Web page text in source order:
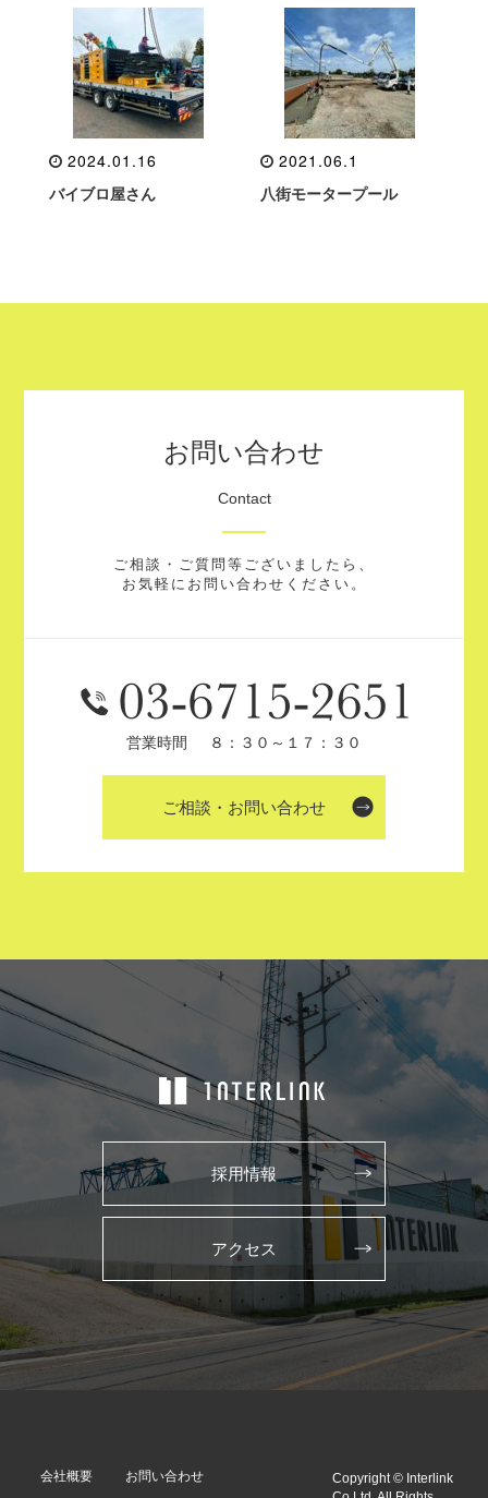
2024.01.16
バイブロ屋さん
2021.06.1
八街モータープール
お問い合わせ
Contact
ご相談・ご質問等ございましたら、
お気軽にお問い合わせください。
営業時間 ８：３０～１７：３０
ご相談・お問い合わせ
採用情報
アクセス
会社概要 お問い合わせ
Copyright © Interlink